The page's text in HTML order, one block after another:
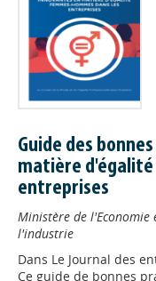
Guide des
matière d'égalité
entreprises
Ministère de l'Economie
l'industrie
Dans Le Journal des
Ce guide de bonnes